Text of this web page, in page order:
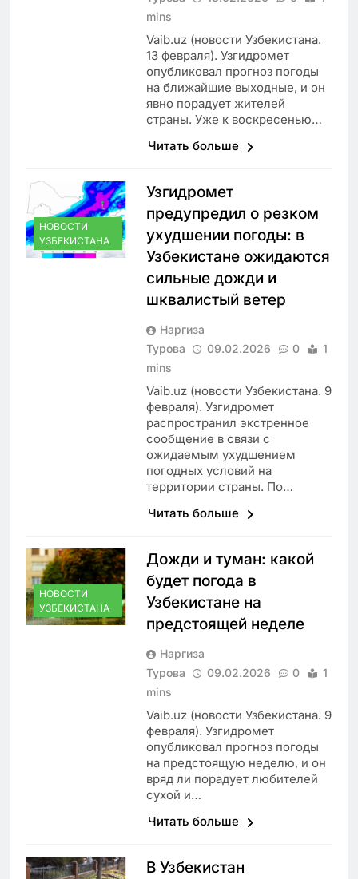
mins
Vaib.uz (новости Узбекистана.
13 февраля). Узгидромет
опубликовал прогноз погоды
на ближайшие выходные, и он
явно порадует жителей
страны. Уже к воскресенью…
Читать больше
НОВОСТИ
УЗБЕКИСТАНА
Узгидромет
предупредил о резком
ухудшении погоды: в
Узбекистане ожидаются
сильные дожди и
шквалистый ветер
Наргиза
Турова
09.02.2026 0
1
mins
Vaib.uz (новости Узбекистана. 9
февраля). Узгидромет
распространил экстренное
сообщение в связи с
ожидаемым ухудшением
погодных условий на
территории страны. По…
Читать больше
НОВОСТИ
УЗБЕКИСТАНА
Дожди и туман: какой
будет погода в
Узбекистане на
предстоящей неделе
Наргиза
Турова
09.02.2026 0
1
mins
Vaib.uz (новости Узбекистана. 9
февраля). Узгидромет
опубликовал прогноз погоды
на предстоящую неделю, и он
вряд ли порадует любителей
сухой и…
Читать больше
В Узбекистан